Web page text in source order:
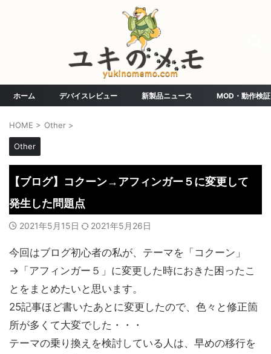
ホーム デバイスレビュー 新製品ニュース MOD・動作検証
HOME > Other >
Other
【ブログ】コクーン→アフィンガー５に変更して
発生した問題点
2021年5月15日 2021年5月26日
今回はブログ初心者の私が、テーマを「コクーン」
→「アフィンガー５」に変更した時におきた困ったこ
とをまとめたいと思います。
25記事ほど書いたあとに変更したので、色々と修正箇
所が多くて大変でした・・・
テーマの乗り換えを検討している人は、早めの移行を